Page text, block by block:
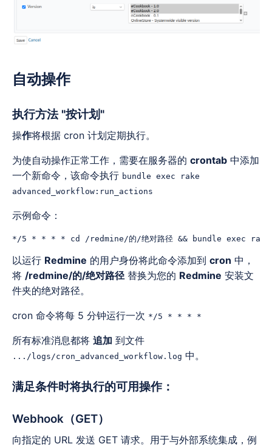
自动操作
执行方法 "按计划"
操作将根据 cron 计划定期执行。
为使自动操作正常工作，需要在服务器的 crontab 中添加
一个新命令，该命令执行 bundle exec rake
advanced_workflow:run_actions
示例命令：
以运行 Redmine 的用户身份将此命令添加到 cron 中，
将 /redmine/的/绝对路径替换为您的 Redmine 安装文
件夹的绝对路径。
cron 命令将每 5 分钟运行一次 */5 * * * *
所有标准消息都将 追加 到文件
.../logs/cron_advanced_workflow.log 中。
满足条件时将执行的可用操作：
Webhook（GET）
向指定的 URL 发送 GET 请求。用于与外部系统集成，例